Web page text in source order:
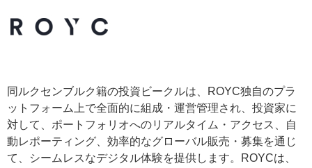
同ルクセンブルク籍の投資ビークルは、ROYC独自のプラ
ットフォーム上で全面的に組成・運営管理され、投資家に
対して、ポートフォリオへのリアルタイム・アクセス、自
動レポーティング、効率的なグローバル販売・募集を通じ
て、シームレスなデジタル体験を提供します。ROYCは、